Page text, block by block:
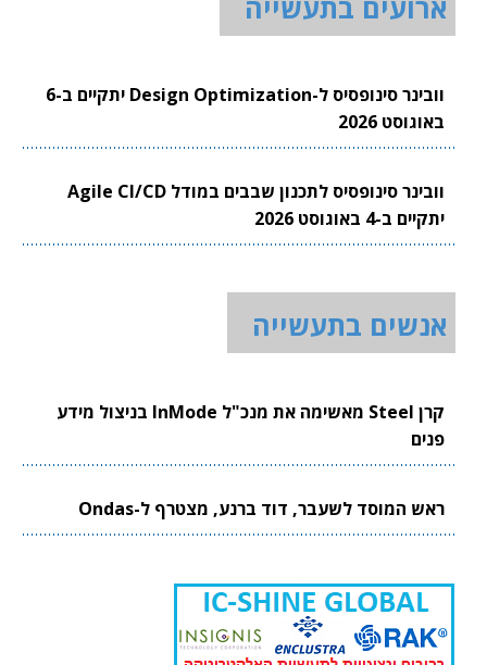
ארועים בתעשייה
וובינר סינופסיס ל-Design Optimization יתקיים ב-6
באוגוסט 2026
וובינר סינופסיס לתכנון שבבים במודל Agile CI/CD
יתקיים ב-4 באוגוסט 2026
אנשים בתעשייה
קרן Steel מאשימה את מנכ"ל InMode בניצול מידע
פנים
ראש המוסד לשעבר, דוד ברנע, מצטרף ל-Ondas